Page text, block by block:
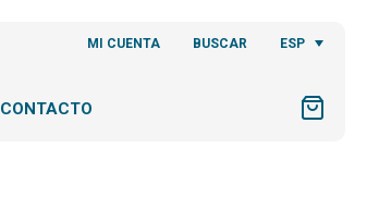
MI CUENTA BUSCAR ESP
CONTACTO